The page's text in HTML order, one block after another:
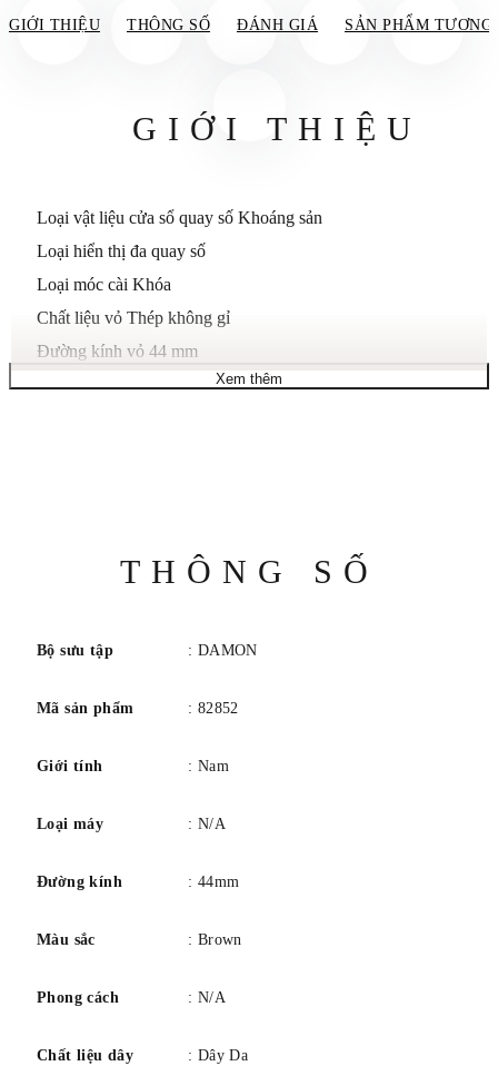
GIỚI THIỆU THÔNG SỐ ĐÁNH GIÁ SẢN PHẨM TƯƠNG
GIỚI THIỆU
Loại vật liệu cửa sổ quay số Khoáng sản
Loại hiển thị đa quay số
Loại móc cài Khóa
Chất liệu vỏ Thép không gỉ
Đường kính vỏ 44 mm
Quy mô trường hợp Lớn
Ngày-Ngày-Tháng
Cân nặng 64 gam
Khả năng chịu áp lực nước 5 thanh
Xem thêm
THÔNG SỐ
Bộ sưu tập : DAMON
Mã sản phẩm : 82852
Giới tính : Nam
Loại máy : N/A
Đường kính : 44mm
Màu sắc : Brown
Phong cách : N/A
Chất liệu dây : Dây Da